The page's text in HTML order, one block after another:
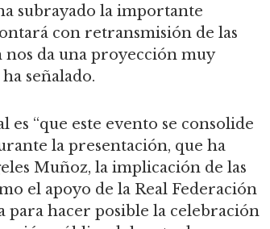
subrayado la importante
con retransmisión de las
nos da una proyección muy
señalado.
“que este evento se consolide
la presentación, que ha
Muñoz, la implicación de las
el apoyo de la Real Federación
para hacer posible la celebración